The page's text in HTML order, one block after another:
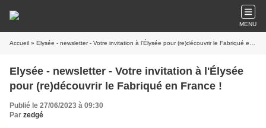
MENU
Accueil » Elysée - newsletter - Votre invitation à l'Élysée pour (re)découvrir le Fabriqué en France !
Elysée - newsletter - Votre invitation à l'Élysée
pour (re)découvrir le Fabriqué en France !
Publié le 27/06/2023 à 09:30
Par zedgé